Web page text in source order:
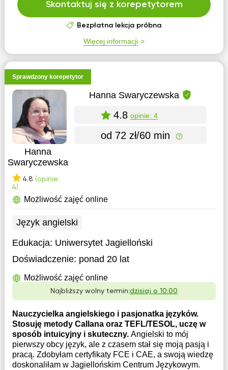
Skontaktuj się z korepetytorem
Bezpłatna lekcja próbna
Więcej informacji
Sprawdzony korepetytor
Hanna
Swaryczewska
4.8 (opinie:
4)
Hanna Swaryczewska
4.8 opinie: 4
od 72 zł/60 min
Możliwość zajęć online
Język angielski
Edukacja: Uniwersytet Jagielloński
Doświadczenie: ponad 20 lat
Możliwość zajęć online
Najbliższy wolny termin:dzisiaj o 10:00
Nauczycielka angielskiego i pasjonatka języków.
Stosuję metody Callana oraz TEFL/TESOL, uczę w
sposób intuicyjny i skuteczny. Angielski to mój
pierwszy obcy język, ale z czasem stał się moją pasją i
pracą. Zdobyłam certyfikaty FCE i CAE, a swoją wiedzę
doskonaliłam w Jagiellońskim Centrum Językowym.